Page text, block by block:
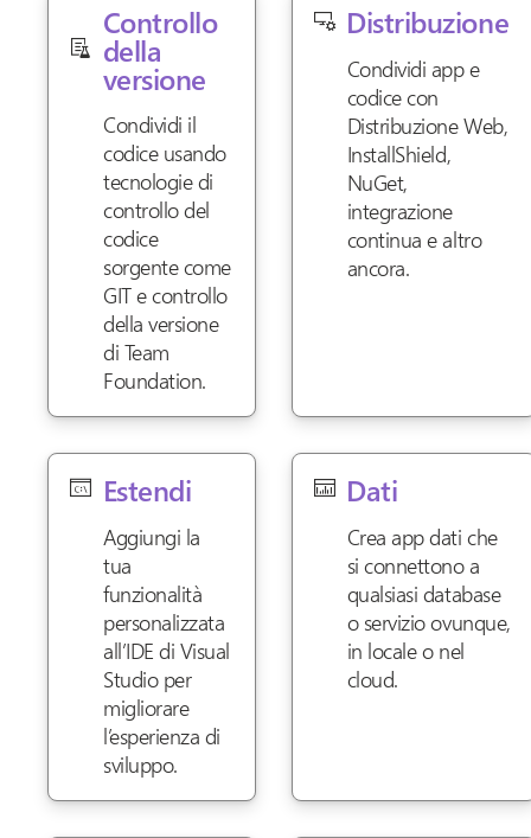
Controllo
della
versione
Condividi il
codice usando
tecnologie di
controllo del
codice
sorgente come
GIT e controllo
della versione
di Team
Foundation.
Distribuzione
Condividi app e
codice con
Distribuzione Web,
InstallShield,
NuGet,
integrazione
continua e altro
ancora.
Estendi
Aggiungi la
tua
funzionalità
personalizzata
all’IDE di Visual
Studio per
migliorare
l’esperienza di
sviluppo.
Dati
Crea app dati che
si connettono a
qualsiasi database
o servizio ovunque,
in locale o nel
cloud.